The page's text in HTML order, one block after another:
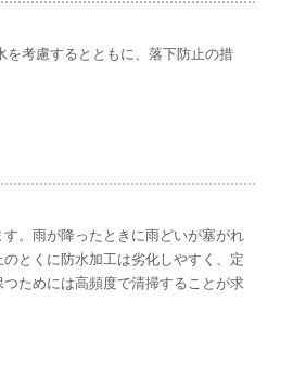
を考慮するとともに、落下防止の措
。雨が降ったときに雨どいが塞がれ
とくに防水加工は劣化しやすく、定
ためには高頻度で清掃することが求